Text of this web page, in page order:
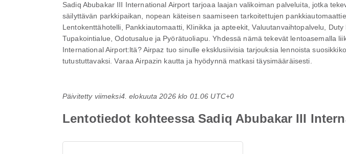
Sadiq Abubakar III International Airport tarjoaa laajan valikoiman palveluita, jotka
säilyttävän parkkipaikan, nopean käteisen saamiseen tarkoitettujen
Lentokenttähotelli, Pankkiautomaatti, Klinikka ja apteekit, Valuutanvaihtopalvelu,
Tupakointialue, Odotusalue ja Pyörätuoliapu. Yhdessä nämä tekevät lentoasemalla
International Airport:ltä? Airpaz tuo sinulle eksklusiivisia tarjouksia lennoista
tutustuttavaksi. Varaa Airpazin kautta ja hyödynnä matkasi täysimääräisesti.
Päivitetty viimeksi4. elokuuta 2026 klo 01.06 UTC+0
Lentotiedot kohteessa Sadiq Abubakar III